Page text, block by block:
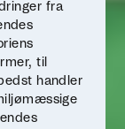
fra
til
handler